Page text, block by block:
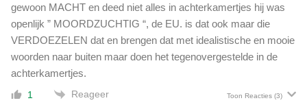
t
l
a
s
v
e
r
l
i
s
gewoon MACHT en deed niet alles in achterkamertjes hij was
openlijk ” MOORDZUCHTIG “, de EU. is dat ook maar die
VERDOEZELEN dat en brengen dat met idealistische en mooie
woorden naar buiten maar doen het tegenovergestelde in de
achterkamertjes.
1 Reageer Toon Reacties (3)